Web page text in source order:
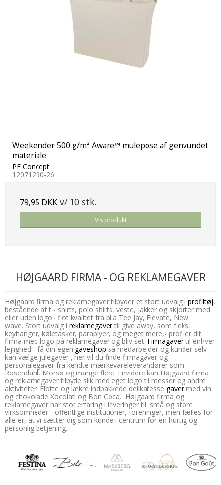
Weekender 500 g/m² Aware™ mulepose af genvundet
materiale
PF Concept
12071290-26
79,95 DKK v/ 10 stk.
Vis produkt
HØJGAARD FIRMA - OG REKLAMEGAVER
Højgaard firma og reklamegaver tilbyder et stort udvalg i profiltøj,
bestående af t - shirts, polo shirts, veste, jakker og skjorter med
eller uden logo i flot kvalitet fra bl.a Tee Jay, Elevate, New
wave. Stort udvalg i reklamegavertil give away, som f.eks
keyhanger, køletasker, paraplyer, og meget mere,- profiler dit
firma med logo på reklamegaver og bliv set. Firmagavertil enhver
lejlighed - få din egen gaveshop så medarbejder og kunder selv
kan vælge julegaver , her vil du finde firmagaver og
personalegaver fra kendte mærkevareleverandører som
Rosendahl, Morsø og mange flere. Envidere kan Højgaard firma
og reklamegaver tilbyde slik med eget logo til messer og andre
aktiviteter. Flotte og lækre indpakkede delikatesse gavermed vin
og chokolade Xocolatl og Bon Coca. Højgaard firma og
reklamegaver har stor erfaring i leveringer til små og store
virksomheder - offentlige institutioner, foreninger, men fælles for
alle er, at vi sætter dig som kunde i centrum for en hurtig og
personlig betjening.